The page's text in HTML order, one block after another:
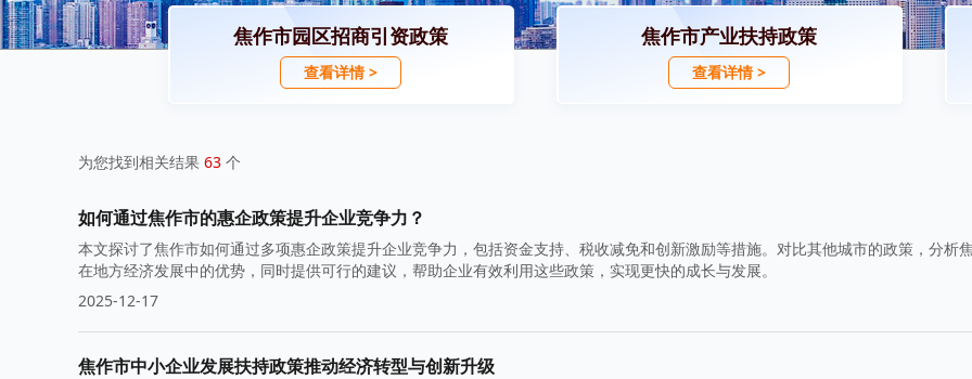
焦作市园区招商引资政策
查看详情 >
焦作市产业扶持政策
查看详情 >
为您找到相关结果 63 个
如何通过焦作市的惠企政策提升企业竞争力？
本文探讨了焦作市如何通过多项惠企政策提升企业竞争力，包括资金支持、税收减免和创新激励等措施。对比其他城市的政策，分析
在地方经济发展中的优势，同时提供可行的建议，帮助企业有效利用这些政策，实现更快的成长与发展。
2025-12-17
焦作市中小企业发展扶持政策推动经济转型与创新升级